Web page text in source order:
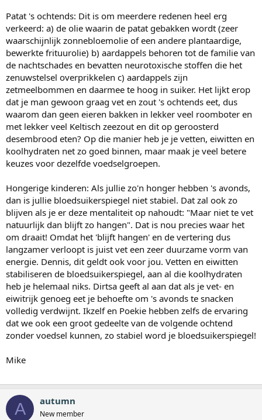
Patat 's ochtends: Dit is om meerdere redenen heel erg
verkeerd: a) de olie waarin de patat gebakken wordt (zeer
waarschijnlijk zonnebloemolie of een andere plantaardige,
bewerkte frituurolie) b) aardappels behoren tot de familie van
de nachtschades en bevatten neurotoxische stoffen die het
zenuwstelsel overprikkelen c) aardappels zijn
zetmeelbommen en daarmee te hoog in suiker. Het lijkt erop
dat je man gewoon graag vet en zout 's ochtends eet, dus
waarom dan geen eieren bakken in lekker veel roomboter en
met lekker veel Keltisch zeezout en dit op geroosterd
desembrood eten? Op die manier heb je je vetten, eiwitten en
koolhydraten net zo goed binnen, maar maak je veel betere
keuzes voor dezelfde voedselgroepen.
Hongerige kinderen: Als jullie zo'n honger hebben 's avonds,
dan is jullie bloedsuikerspiegel niet stabiel. Dat zal ook zo
blijven als je er deze mentaliteit op nahoudt: "Maar niet te vet
natuurlijk dan blijft zo hangen". Dat is nou precies waar het
om draait! Omdat het 'blijft hangen' en de vertering dus
langzamer verloopt is juist vet een zeer duurzame vorm van
energie. Dennis, dit geldt ook voor jou. Vetten en eiwitten
stabiliseren de bloedsuikerspiegel, aan al die koolhydraten
heb je helemaal niks. Dirtsa geeft al aan dat als je vet- en
eiwitrijk genoeg eet je behoefte om 's avonds te snacken
volledig verdwijnt. Ikzelf en Poekie hebben zelfs de ervaring
dat we ook een groot gedeelte van de volgende ochtend
zonder voedsel kunnen, zo stabiel word je bloedsuikerspiegel!
Mike
A autumn
New member